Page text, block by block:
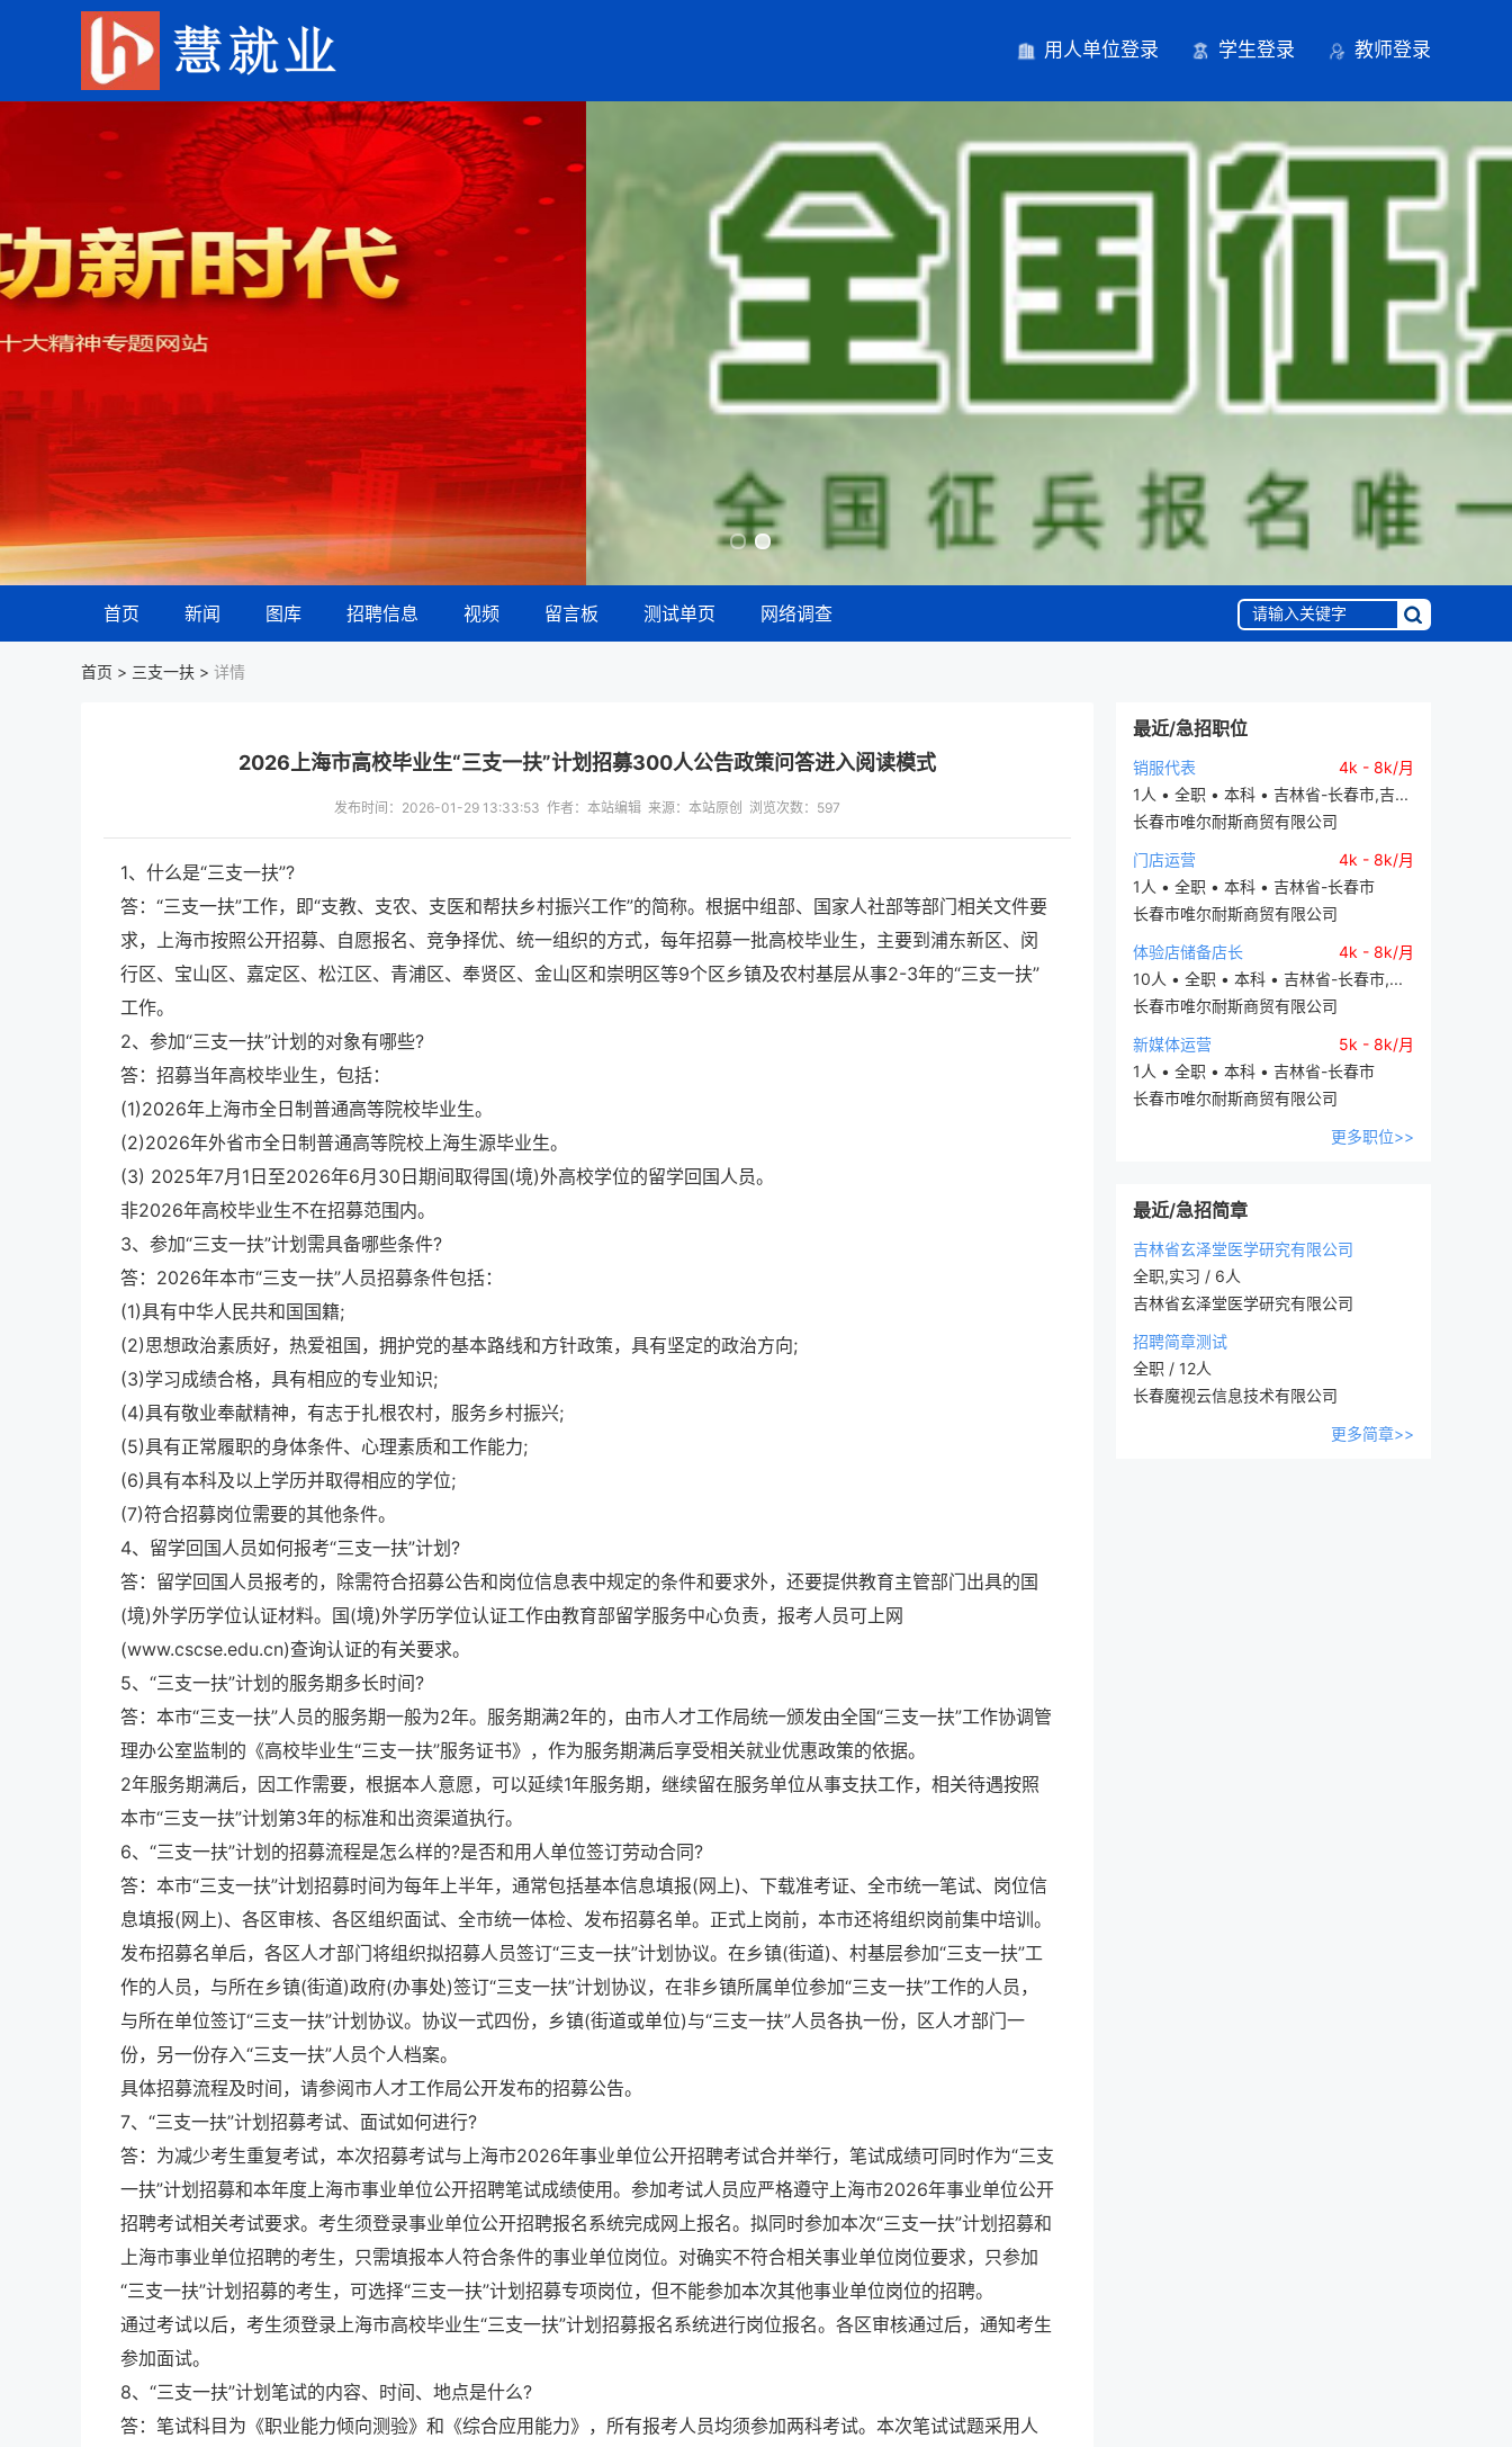
用人单位登录 学生登录 教师登录
首页 新闻 图库 招聘信息 视频 留言板 测试单页 网络调查
首页 > 三支一扶 > 详情
最近/急招职位
销服代表
4k - 8k/月
1人 • 全职 • 本科 • 吉林省-长春市,吉...
长春市唯尔耐斯商贸有限公司
门店运营
4k - 8k/月
1人 • 全职 • 本科 • 吉林省-长春市
长春市唯尔耐斯商贸有限公司
体验店储备店长
4k - 8k/月
10人 • 全职 • 本科 • 吉林省-长春市,...
长春市唯尔耐斯商贸有限公司
新媒体运营
5k - 8k/月
1人 • 全职 • 本科 • 吉林省-长春市
长春市唯尔耐斯商贸有限公司
更多职位>>
最近/急招简章
吉林省玄泽堂医学研究有限公司
全职,实习 / 6人
吉林省玄泽堂医学研究有限公司
招聘简章测试
全职 / 12人
长春魔视云信息技术有限公司
更多简章>>
2026上海市高校毕业生“三支一扶”计划招募300人公告政策问答进入阅读模式
发布时间：2026-01-29 13:33:53 作者：本站编辑 来源：本站原创 浏览次数： 597
1、什么是“三支一扶”?
答：“三支一扶”工作，即“支教、支农、支医和帮扶乡村振兴工作”的简称。根据中组部、国家人社部等部门相关文件要
求，上海市按照公开招募、自愿报名、竞争择优、统一组织的方式，每年招募一批高校毕业生，主要到浦东新区、闵
行区、宝山区、嘉定区、松江区、青浦区、奉贤区、金山区和崇明区等9个区乡镇及农村基层从事2-3年的“三支一扶”
工作。
2、参加“三支一扶”计划的对象有哪些?
答：招募当年高校毕业生，包括：
(1)2026年上海市全日制普通高等院校毕业生。
(2)2026年外省市全日制普通高等院校上海生源毕业生。
(3) 2025年7月1日至2026年6月30日期间取得国(境)外高校学位的留学回国人员。
非2026年高校毕业生不在招募范围内。
3、参加“三支一扶”计划需具备哪些条件?
答：2026年本市“三支一扶”人员招募条件包括：
(1)具有中华人民共和国国籍;
(2)思想政治素质好，热爱祖国，拥护党的基本路线和方针政策，具有坚定的政治方向;
(3)学习成绩合格，具有相应的专业知识;
(4)具有敬业奉献精神，有志于扎根农村，服务乡村振兴;
(5)具有正常履职的身体条件、心理素质和工作能力;
(6)具有本科及以上学历并取得相应的学位;
(7)符合招募岗位需要的其他条件。
4、留学回国人员如何报考“三支一扶”计划?
答：留学回国人员报考的，除需符合招募公告和岗位信息表中规定的条件和要求外，还要提供教育主管部门出具的国
(境)外学历学位认证材料。国(境)外学历学位认证工作由教育部留学服务中心负责，报考人员可上网
(www.cscse.edu.cn)查询认证的有关要求。
5、“三支一扶”计划的服务期多长时间?
答：本市“三支一扶”人员的服务期一般为2年。服务期满2年的，由市人才工作局统一颁发由全国“三支一扶”工作协调管
理办公室监制的《高校毕业生“三支一扶”服务证书》，作为服务期满后享受相关就业优惠政策的依据。
2年服务期满后，因工作需要，根据本人意愿，可以延续1年服务期，继续留在服务单位从事支扶工作，相关待遇按照
本市“三支一扶”计划第3年的标准和出资渠道执行。
6、“三支一扶”计划的招募流程是怎么样的?是否和用人单位签订劳动合同?
答：本市“三支一扶”计划招募时间为每年上半年，通常包括基本信息填报(网上)、下载准考证、全市统一笔试、岗位信
息填报(网上)、各区审核、各区组织面试、全市统一体检、发布招募名单。正式上岗前，本市还将组织岗前集中培训。
发布招募名单后，各区人才部门将组织拟招募人员签订“三支一扶”计划协议。在乡镇(街道)、村基层参加“三支一扶”工
作的人员，与所在乡镇(街道)政府(办事处)签订“三支一扶”计划协议，在非乡镇所属单位参加“三支一扶”工作的人员，
与所在单位签订“三支一扶”计划协议。协议一式四份，乡镇(街道或单位)与“三支一扶”人员各执一份，区人才部门一
份，另一份存入“三支一扶”人员个人档案。
具体招募流程及时间，请参阅市人才工作局公开发布的招募公告。
7、“三支一扶”计划招募考试、面试如何进行?
答：为减少考生重复考试，本次招募考试与上海市2026年事业单位公开招聘考试合并举行，笔试成绩可同时作为“三支
一扶”计划招募和本年度上海市事业单位公开招聘笔试成绩使用。参加考试人员应严格遵守上海市2026年事业单位公开
招聘考试相关考试要求。考生须登录事业单位公开招聘报名系统完成网上报名。拟同时参加本次“三支一扶”计划招募和
上海市事业单位招聘的考生，只需填报本人符合条件的事业单位岗位。对确实不符合相关事业单位岗位要求，只参加
“三支一扶”计划招募的考生，可选择“三支一扶”计划招募专项岗位，但不能参加本次其他事业单位岗位的招聘。
通过考试以后，考生须登录上海市高校毕业生“三支一扶”计划招募报名系统进行岗位报名。各区审核通过后，通知考生
参加面试。
8、“三支一扶”计划笔试的内容、时间、地点是什么?
答：笔试科目为《职业能力倾向测验》和《综合应用能力》，所有报考人员均须参加两科考试。本次笔试试题采用人